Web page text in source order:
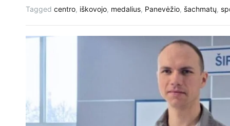
Tagged centro, iškovojo, medalius, Panevėžio, šachmatų,